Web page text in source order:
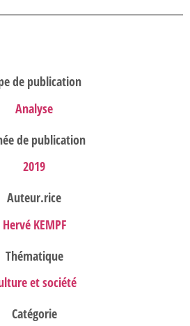
de publication
Analyse
de publication
2019
Auteur.rice
Hervé KEMPF
Thématique
et société
Catégorie